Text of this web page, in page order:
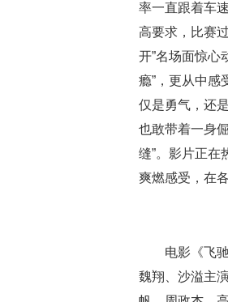
率一直跟着车
高要求，比赛
开”名场面惊心
瘾”，更从中感
仅是勇气，还
也敢带着一身
缝”。影片正在
爽燃感受，在
电影《飞
魏翔、沙溢主